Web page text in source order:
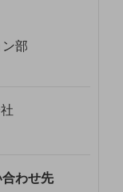
部
わせ先